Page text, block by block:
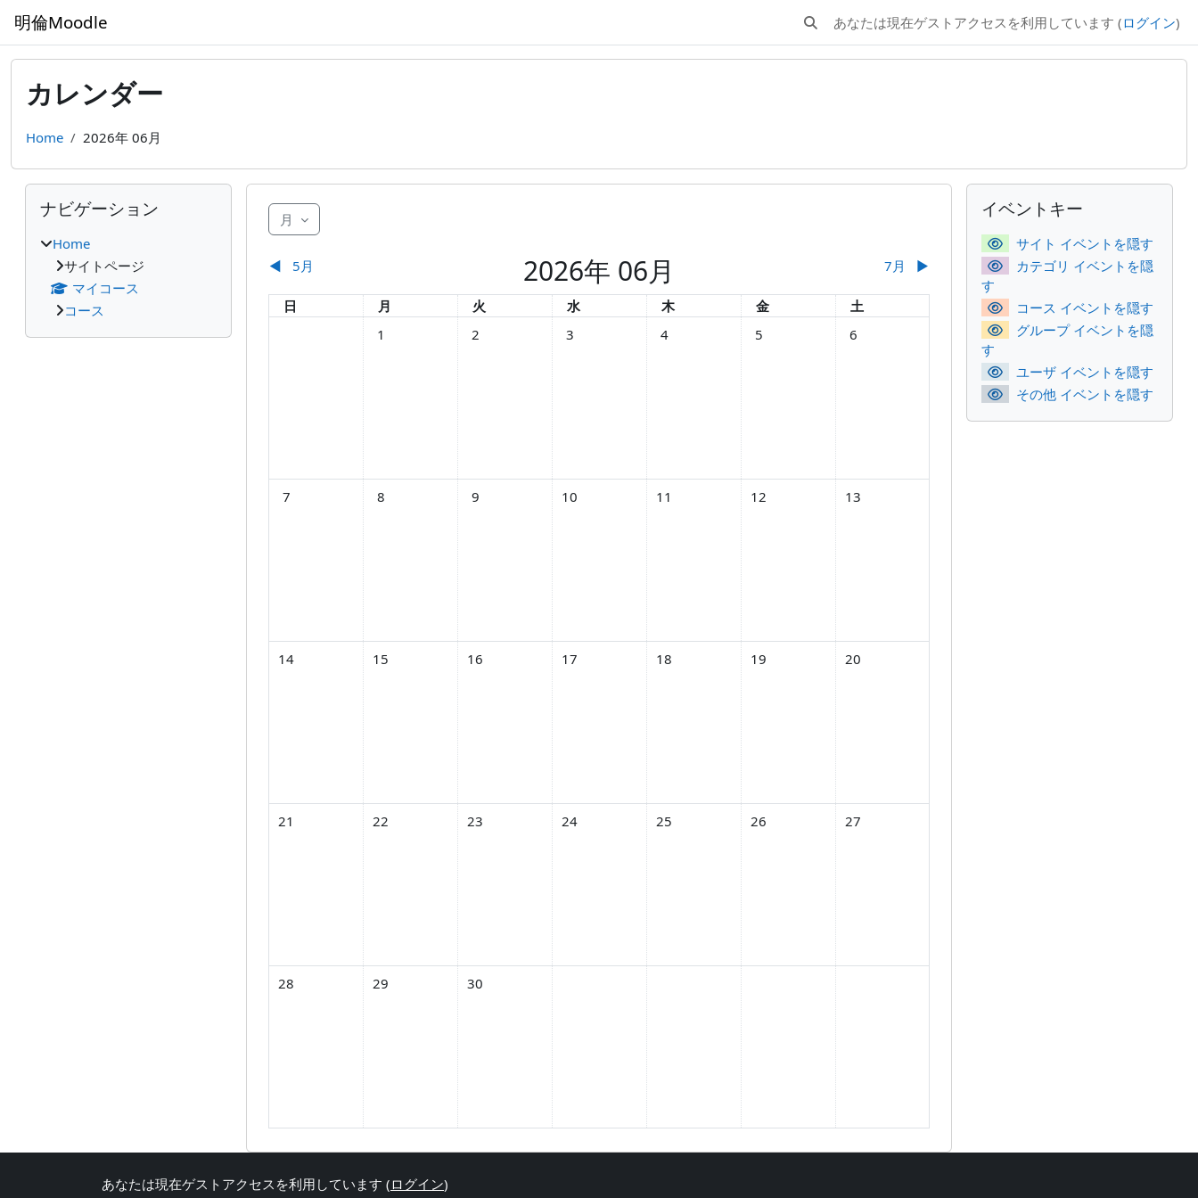
明倫Moodle 検索入力に切り替える
あなたは現在ゲストアクセスを利用しています (ログイン)
カレンダー
Home 2026年 06月
月
◀︎ 5月 2026年 06月 7月 ▶︎
日曜日
日 月曜日
月 火曜日
火 水曜日
水 木曜日
木 金曜日
金 土曜日
土
イベントなし 2026年 06月 1日
1 イベントなし 2026年 06月 2日
2 イベントなし 2026年 06月 3日
3 イベントなし 2026年 06月 4日
4 イベントなし 2026年 06月 5日
5 イベントなし 2026年 06月 6日
6
イベントなし 2026年 06月 7日
7 イベントなし 2026年 06月 8日
8 イベントなし 2026年 06月 9日
9 イベントなし 2026年 06月 10日
10 イベントなし 2026年 06月 11日
11 イベントなし 2026年 06月 12日
12 イベントなし 2026年 06月 13日
13
イベントなし 2026年 06月 14日
14 イベントなし 2026年 06月 15日
15 イベントなし 2026年 06月 16日
16 イベントなし 2026年 06月 17日
17 イベントなし 2026年 06月 18日
18 イベントなし 2026年 06月 19日
19 イベントなし 2026年 06月 20日
20
イベントなし 2026年 06月 21日
21 イベントなし 2026年 06月 22日
22 イベントなし 2026年 06月 23日
23 イベントなし 2026年 06月 24日
24 イベントなし 2026年 06月 25日
25 イベントなし 2026年 06月 26日
26 イベントなし 2026年 06月 27日
27
イベントなし 2026年 06月 28日
28 イベントなし 2026年 06月 29日
29 イベントなし 2026年 06月 30日
30
ブロック
ナビゲーション をスキップする
ナビゲーション
Home
サイトページ
マイコース
コース
補助ブロック
イベントキー をスキップする
イベントキー
サイト イベントを隠す
カテゴリ イベントを隠
す
コース イベントを隠す
グループ イベントを隠
す
ユーザ イベントを隠す
その他 イベントを隠す
あなたは現在ゲストアクセスを利用しています (ログイン)